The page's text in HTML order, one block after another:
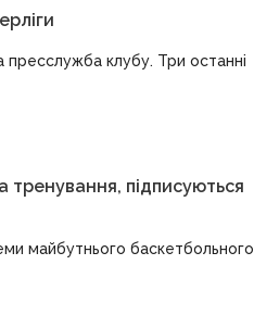
пресслужба клубу. Три останні
тренування, підписуються
майбутнього баскетбольного